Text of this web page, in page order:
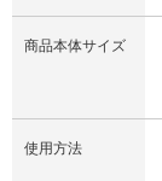
商品本体サイズ
使用方法